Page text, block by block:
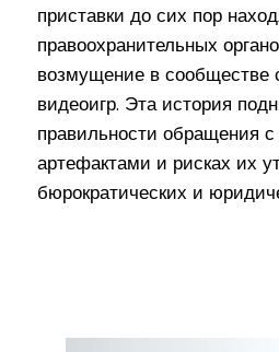
приставки до сих пор
правоохранительных
возмущение в сообществе
видеоигр. Эта история
правильности обращения
артефактами и рисках их
бюрократических и